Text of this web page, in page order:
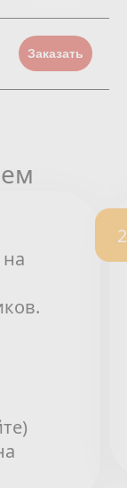
Заказать